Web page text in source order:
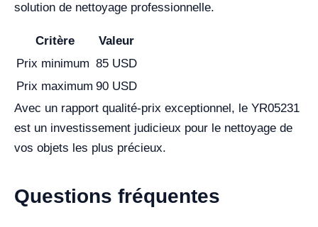
solution de nettoyage professionnelle.
Critère
Valeur
Prix minimum 85 USD
Prix maximum 90 USD
Avec un rapport qualité-prix exceptionnel, le YR05231
est un investissement judicieux pour le nettoyage de
vos objets les plus précieux.
Questions fréquentes